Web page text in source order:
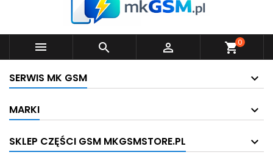
   shopping_cart0
SERWIS MK GSM
MARKI
SKLEP CZĘŚCI GSM MKGSMSTORE.PL